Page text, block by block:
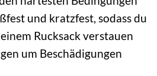
und kratzfest, sodass du
Rucksack verstauen
um Beschädigungen